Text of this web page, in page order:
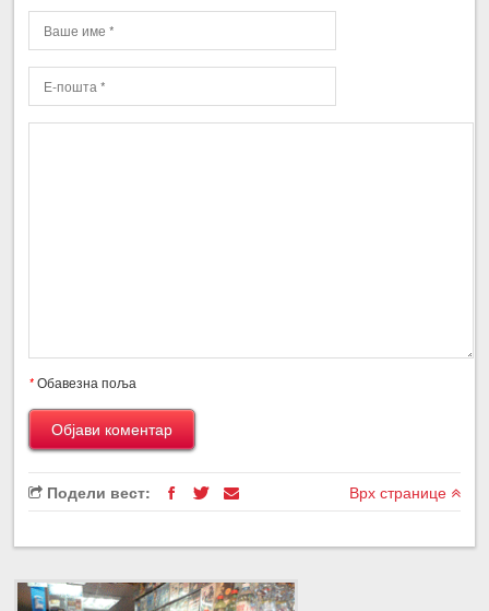
*Обавезна поља
Подели вест: Врх странице